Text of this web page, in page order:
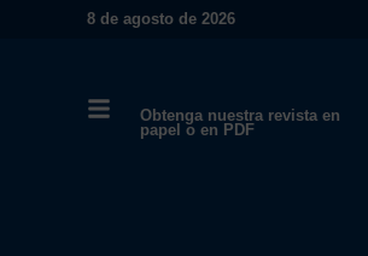
8 de agosto de 2026
Obtenga nuestra revista en
papel o en PDF